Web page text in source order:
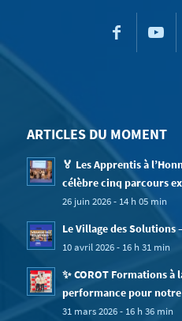
ARTICLES DU MOMENT
🏅 Les Apprentis à
célèbre cinq parcours
26 juin 2026 - 14 h 05 min
Le Village des Solutions
10 avril 2026 - 16 h 31 min
✨ COROT Formations à
performance pour
31 mars 2026 - 16 h 36 min